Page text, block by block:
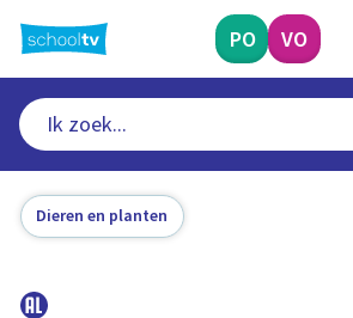
naar
hoofdinhoud
PO VO
Dieren en planten